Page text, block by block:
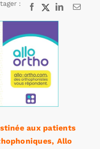
: Facebook
X LinkedInEmail
aux patients
Allo